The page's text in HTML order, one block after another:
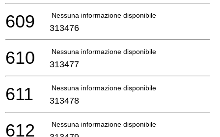
Nessuna informazione disponibile, non ordinabile
609 313476
Nessuna informazione disponibile, non ordinabile
610 313477
Nessuna informazione disponibile, non ordinabile
611 313478
Nessuna informazione disponibile, non ordinabile
612